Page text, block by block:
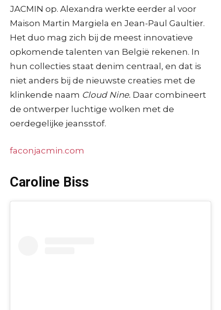
JACMIN op. Alexandra werkte eerder al voor
Maison Martin Margiela en Jean-Paul Gaultier.
Het duo mag zich bij de meest innovatieve
opkomende talenten van België rekenen. In
hun collecties staat denim centraal, en dat is
niet anders bij de nieuwste creaties met de
klinkende naam Cloud Nine. Daar combineert
de ontwerper luchtige wolken met de
oerdegelijke jeansstof.
faconjacmin.com
Caroline Biss